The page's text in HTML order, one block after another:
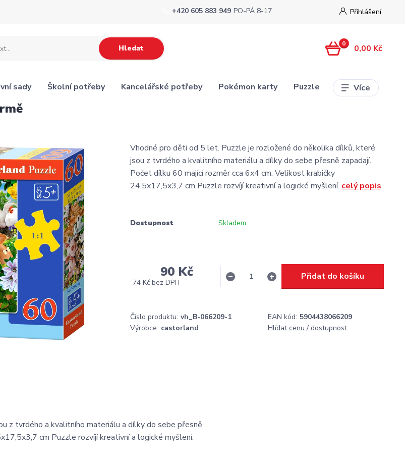
Přihlášení
Hledat
+420 605 883 949 PO-PÁ 8-17
0 0,00 Kč
sady Školní potřeby Kancelářské potřeby Pokémon karty Puzzle Více
Vhodné pro děti od 5 let. Puzzle je rozložené do několika dílků, které
jsou z tvrdého a kvalitního materiálu a dílky do sebe přesně zapadají.
Počet dílku 60 mající rozměr cca 6x4 cm. Velikost krabičky
24,5x17,5x3,7 cm Puzzle rozvíjí kreativní a logické myšlení. celý popis
Dostupnost Skladem
90 Kč
74 Kč bez DPH
Přidat do košíku
Číslo produktu: vh_B-066209-1 EAN kód: 5904438066209
Výrobce: castorland Hlídat cenu / dostupnost
z tvrdého a kvalitního materiálu a dílky do sebe přesně
cm Puzzle rozvíjí kreativní a logické myšlení.